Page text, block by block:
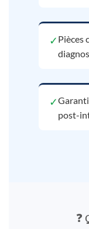
✓ Pièces
✓
post-